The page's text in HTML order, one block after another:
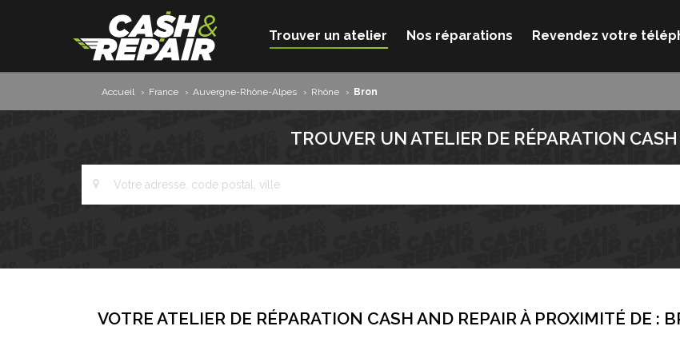
Trouver un atelier Nos réparations Revendez votre
Accueil › France › Auvergne-Rhône-Alpes › Rhône › Bron
TROUVER UN ATELIER DE RÉPARATION
VOTRE ATELIER DE RÉPARATION CASH AND REPAIR À PROXIMITÉ DE :